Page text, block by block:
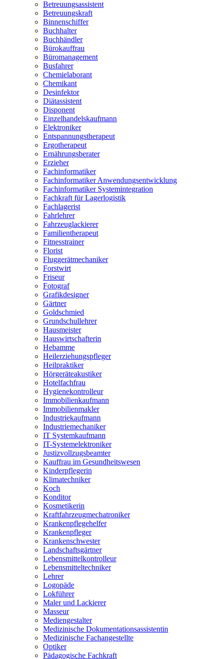
Betreuungsassistent
Betreuungskraft
Binnenschiffer
Buchhalter
Buchhändler
Bürokauffrau
Büromanagement
Busfahrer
Chemielaborant
Chemikant
Desinfektor
Diätassistent
Disponent
Einzelhandelskaufmann
Elektroniker
Entspannungstherapeut
Ergotherapeut
Ernährungsberater
Erzieher
Fachinformatiker
Fachinformatiker Anwendungsentwicklung
Fachinformatiker Systemintegration
Fachkraft für Lagerlogistik
Fachlagerist
Fahrlehrer
Fahrzeuglackierer
Familientherapeut
Fitnesstrainer
Florist
Fluggerätmechaniker
Forstwirt
Friseur
Fotograf
Grafikdesigner
Gärtner
Goldschmied
Grundschullehrer
Hausmeister
Hauswirtschafterin
Hebamme
Heilerziehungspfleger
Heilpraktiker
Hörgeräteakustiker
Hotelfachfrau
Hygienekontrolleur
Immobilienkaufmann
Immobilienmakler
Industriekaufmann
Industriemechaniker
IT Systemkaufmann
IT-Systemelektroniker
Justizvollzugsbeamter
Kauffrau im Gesundheitswesen
Kinderpflegerin
Klimatechniker
Koch
Konditor
Kosmetikerin
Kraftfahrzeugmechatroniker
Krankenpflegehelfer
Krankenpfleger
Krankenschwester
Landschaftsgärtner
Lebensmittelkontrolleur
Lebensmitteltechniker
Lehrer
Logopäde
Lokführer
Maler und Lackierer
Masseur
Mediengestalter
Medizinische Dokumentationsassistentin
Medizinische Fachangestellte
Optiker
Pädagogische Fachkraft